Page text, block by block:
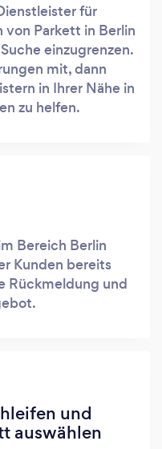
für
Parkett in Berlin
einzugrenzen.
mit, dann
in Ihrer Nähe in
zu helfen.
Bereich Berlin
Kunden bereits
Rückmeldung und
und
auswählen